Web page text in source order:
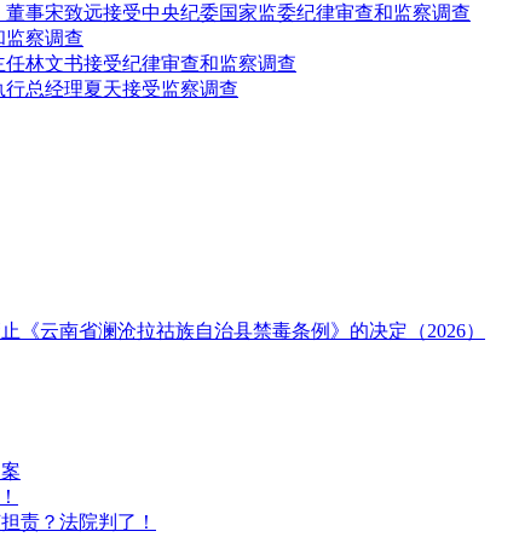
事宋致远接受中央纪委国家监委纪律审查和监察调查
监察调查
林文书接受纪律审查和监察调查
总经理夏天接受监察调查
《云南省澜沧拉祜族自治县禁毒条例》的决定（2026）
责？法院判了！